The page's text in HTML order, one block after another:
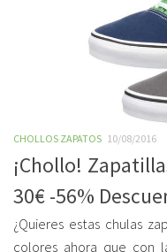
CHOLLOS ZAPATOS 10/08/2016
¡Chollo!
30€ -56%
¿Quieres estas chulas
colores ahora que con